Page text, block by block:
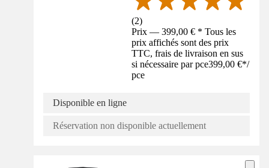
(2)
Prix — 399,00 € * Tous les
prix affichés sont des prix
TTC, frais de livraison en sus
si nécessaire par pce399,00 €*/
pce
Disponible en ligne
Réservation non disponible actuellement